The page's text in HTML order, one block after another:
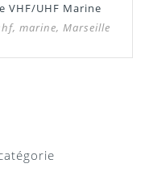
VHF/UHF Marine
marine, Marseille